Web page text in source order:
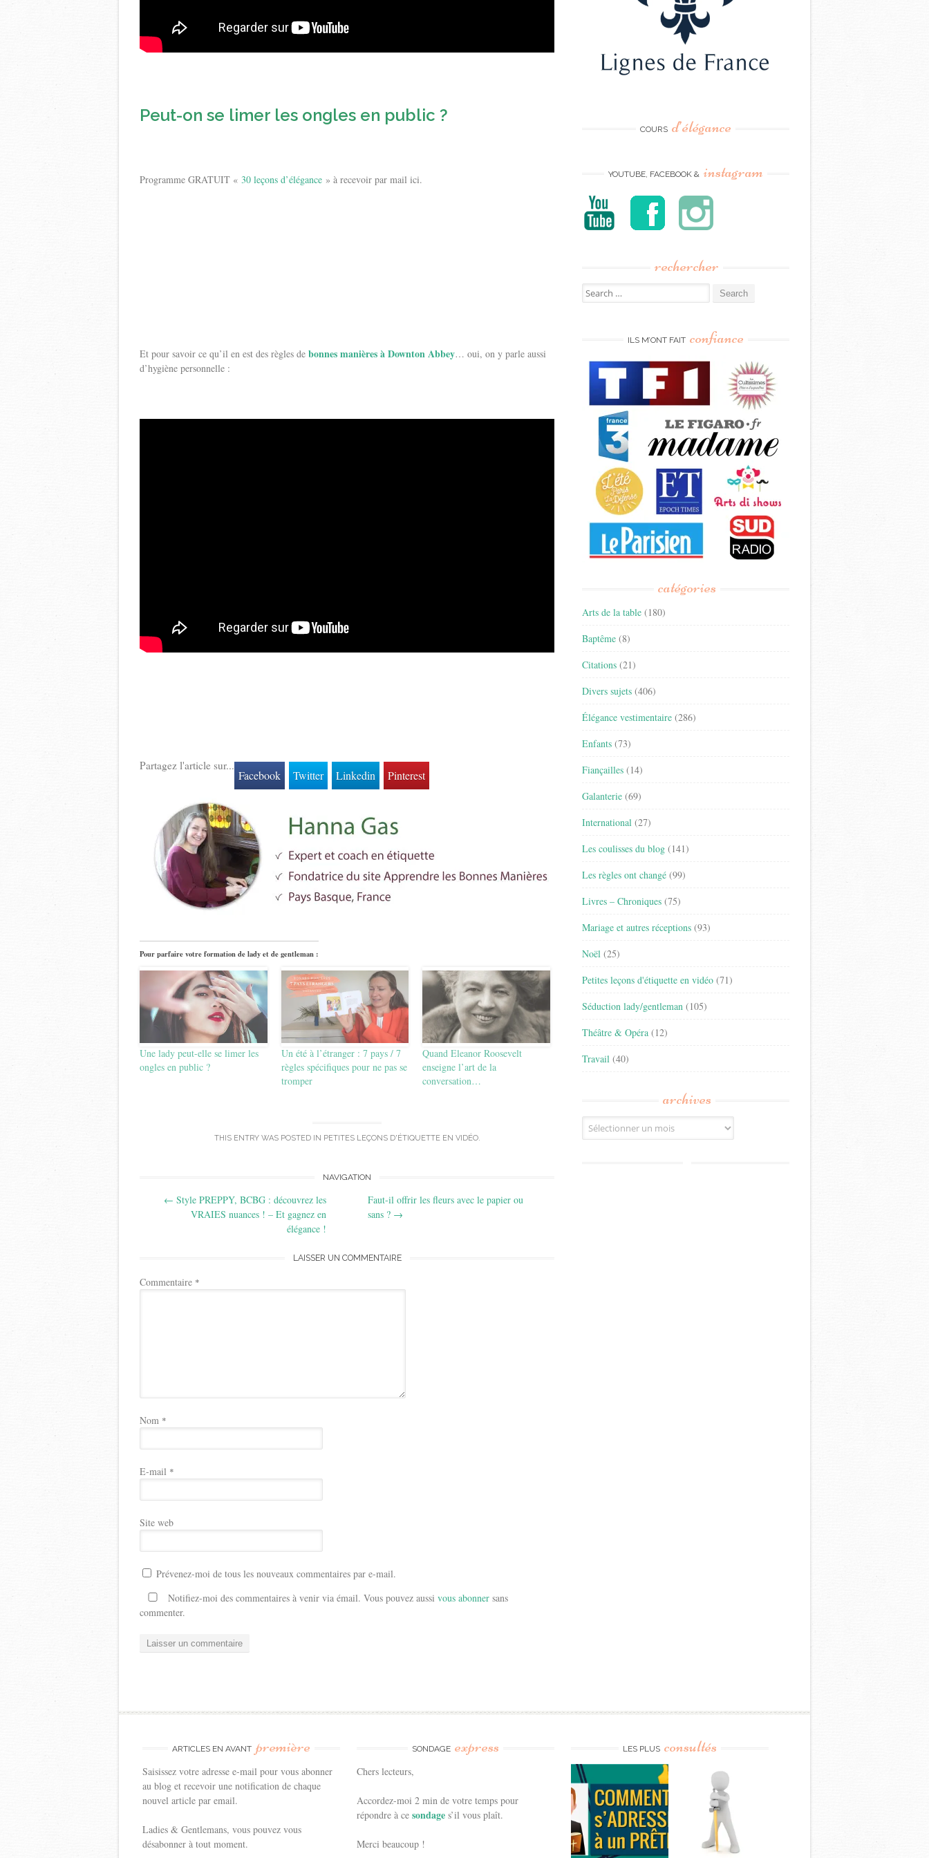
Peut-on se limer les ongles en public ?
Programme GRATUIT « 30 leçons d’élégance » à recevoir par mail ici.
Et pour savoir ce qu’il en est des règles de bonnes manières à Downton Abbey… oui, on y parle aussi
d’hygiène personnelle :
Partagez l'article sur...
Facebook Twitter Linkedin Pinterest
Pour parfaire votre formation de lady et de gentleman :
Une lady peut-elle se limer les
ongles en public ?
Un été à l’étranger : 7 pays / 7
règles spécifiques pour ne pas se
tromper
Quand Eleanor Roosevelt
enseigne l’art de la
conversation…
THIS ENTRY WAS POSTED IN PETITES LEÇONS D'ÉTIQUETTE EN VIDÉO.
navigation
NAVIGATION
← Style PREPPY, BCBG : découvrez les
VRAIES nuances ! – Et gagnez en
élégance !
Faut-il offrir les fleurs avec le papier ou
sans ? →
LAISSER UN COMMENTAIRE
Commentaire *
Nom *
E-mail *
Site web
Prévenez-moi de tous les nouveaux commentaires par e-mail.
Notifiez-moi des commentaires à venir via émail. Vous pouvez aussi vous abonner sans
commenter.
COURS d’élégance
YOUTUBE, FACEBOOK & instagram
rechercher
Search
for:
ILS M’ONT FAIT confiance
catégories
Arts de la table (180)
Baptême (8)
Citations (21)
Divers sujets (406)
Élégance vestimentaire (286)
Enfants (73)
Fiançailles (14)
Galanterie (69)
International (27)
Les coulisses du blog (141)
Les règles ont changé (99)
Livres – Chroniques (75)
Mariage et autres réceptions (93)
Noël (25)
Petites leçons d'étiquette en vidéo (71)
Séduction lady/gentleman (105)
Théâtre & Opéra (12)
Travail (40)
archives
Archives
ARTICLES EN AVANT première
Saisissez votre adresse e-mail pour vous abonner
au blog et recevoir une notification de chaque
nouvel article par email.
Ladies & Gentlemans, vous pouvez vous
désabonner à tout moment.
SONDAGE express
Chers lecteurs,
Accordez-moi 2 min de votre temps pour
répondre à cesondages’il vous plaît.
Merci beaucoup !
LES PLUS consultés